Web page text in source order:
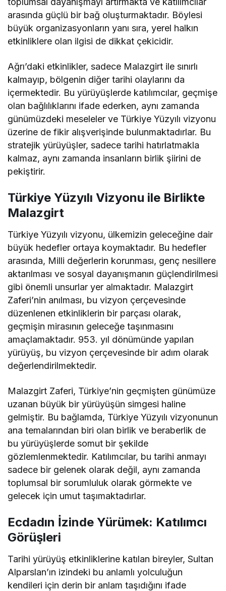
arasında güçlü bir bağ oluşturmaktadır. Böylesi
büyük organizasyonların yanı sıra, yerel halkın
etkinliklere olan ilgisi de dikkat çekicidir.
Ağrı’daki etkinlikler, sadece Malazgirt ile sınırlı
kalmayıp, bölgenin diğer tarihi olaylarını da
içermektedir. Bu yürüyüşlerde katılımcılar, geçmişe
olan bağlılıklarını ifade ederken, aynı zamanda
günümüzdeki meseleler ve Türkiye Yüzyılı vizyonu
üzerine de fikir alışverişinde bulunmaktadırlar. Bu
stratejik yürüyüşler, sadece tarihi hatırlatmakla
kalmaz, aynı zamanda insanların birlik şiirini de
pekiştirir.
Türkiye Yüzyılı Vizyonu ile Birlikte
Malazgirt
Türkiye Yüzyılı vizyonu, ülkemizin geleceğine dair
büyük hedefler ortaya koymaktadır. Bu hedefler
arasında, Milli değerlerin korunması, genç nesillere
aktarılması ve sosyal dayanışmanın güçlendirilmesi
gibi önemli unsurlar yer almaktadır. Malazgirt
Zaferi’nin anılması, bu vizyon çerçevesinde
düzenlenen etkinliklerin bir parçası olarak,
geçmişin mirasının geleceğe taşınmasını
amaçlamaktadır. 953. yıl dönümünde yapılan
yürüyüş, bu vizyon çerçevesinde bir adım olarak
değerlendirilmektedir.
Malazgirt Zaferi, Türkiye’nin geçmişten günümüze
uzanan büyük bir yürüyüşün simgesi haline
gelmiştir. Bu bağlamda, Türkiye Yüzyılı vizyonunun
ana temalarından biri olan birlik ve beraberlik de
bu yürüyüşlerde somut bir şekilde
gözlemlenmektedir. Katılımcılar, bu tarihi anmayı
sadece bir gelenek olarak değil, aynı zamanda
toplumsal bir sorumluluk olarak görmekte ve
gelecek için umut taşımaktadırlar.
Ecdadın İzinde Yürümek: Katılımcı
Görüşleri
Tarihi yürüyüş etkinliklerine katılan bireyler, Sultan
Alparslan’ın izindeki bu anlamlı yolculuğun
kendileri için derin bir anlam taşıdığını ifade